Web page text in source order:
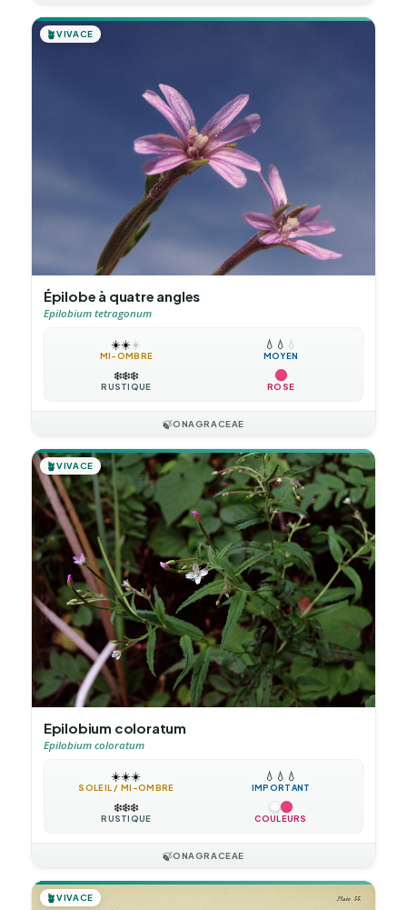
🪴VIVACE
Épilobe à quatre angles
Epilobium tetragonum
☀️☀️☀️
MI-OMBRE
💧 💧 💧
MOYEN
❄️❄️❄️
RUSTIQUE ROSE
🍃ONAGRACEAE
🪴VIVACE
Epilobium coloratum
Epilobium coloratum
☀️☀️☀️
SOLEIL / MI-OMBRE
💧 💧 💧
IMPORTANT
❄️❄️❄️
RUSTIQUE COULEURS
🍃ONAGRACEAE
🪴VIVACE